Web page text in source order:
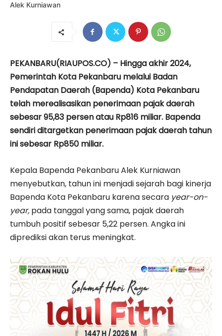
Alek Kurniawan
PEKANBARU(RIAUPOS.CO) – Hingga akhir 2024,
Pemerintah Kota Pekanbaru melalui Badan
Pendapatan Daerah (Bapenda) Kota Pekanbaru
telah merealisasikan penerimaan pajak daerah
sebesar 95,83 persen atau Rp816 miliar. Bapenda
sendiri ditargetkan penerimaan pajak daerah tahun
ini sebesar Rp850 miliar.
Kepala Bapenda Pekanbaru Alek Kurniawan
menyebutkan, tahun ini menjadi sejarah bagi kinerja
Bapenda Kota Pekanbaru karena secara year-on-
year, pada tanggal yang sama, pajak daerah
tumbuh positif sebesar 5,22 persen. Angka ini
diprediksi akan terus meningkat.